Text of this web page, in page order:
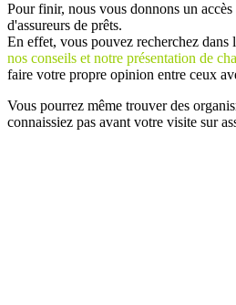
Pour finir, nous vous donnons un
d'assureurs de prêts.
En effet, vous pouvez recherchez dans
nos conseils et notre présentation de
faire votre propre opinion entre ceux
Vous pourrez même trouver des
connaissiez pas avant votre visite sur